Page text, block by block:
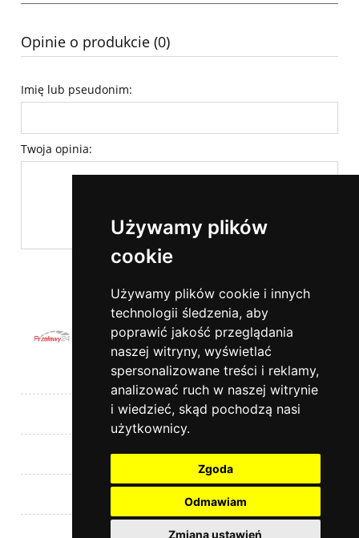
Używamy plików
cookie
Używamy plików cookie i innych
technologii śledzenia, aby
poprawić jakość przeglądania
naszej witryny, wyświetlać
spersonalizowane treści i reklamy,
analizować ruch w naszej witrynie
i wiedzieć, skąd pochodzą nasi
użytkownicy.
Zgoda
Odmawiam
Zmiana ustawień
Opinie o produkcie (0)
Imię lub pseudonim:
Twoja opinia:
Pomoc
Moje konto
Płatności i dostawa
Kontakt